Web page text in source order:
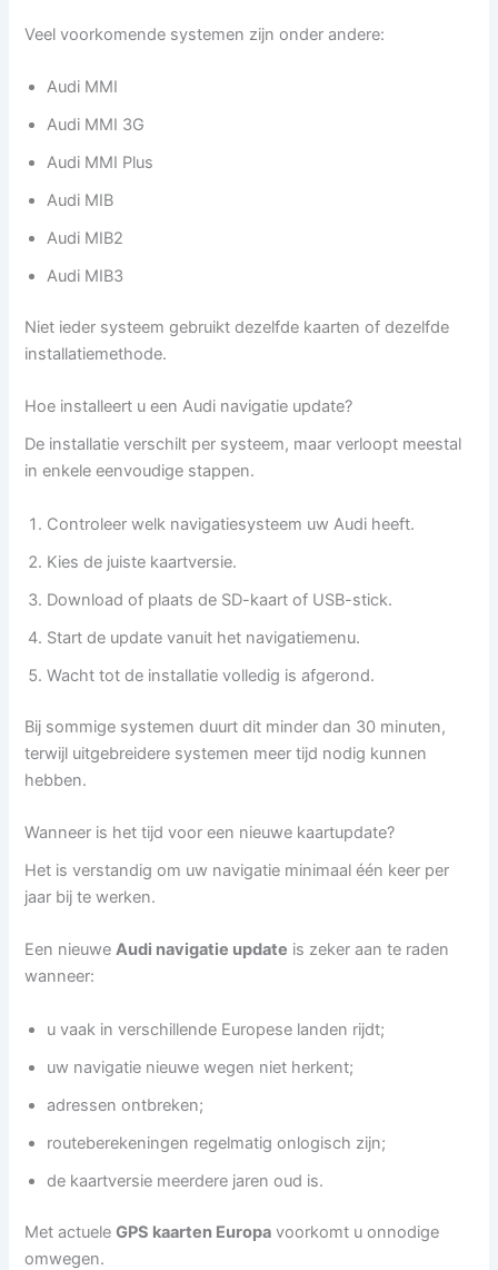
Veel voorkomende systemen zijn onder andere:
Audi MMI
Audi MMI 3G
Audi MMI Plus
Audi MIB
Audi MIB2
Audi MIB3
Niet ieder systeem gebruikt dezelfde kaarten of dezelfde
installatiemethode.
Hoe installeert u een Audi navigatie update?
De installatie verschilt per systeem, maar verloopt meestal
in enkele eenvoudige stappen.
Controleer welk navigatiesysteem uw Audi heeft.
Kies de juiste kaartversie.
Download of plaats de SD-kaart of USB-stick.
Start de update vanuit het navigatiemenu.
Wacht tot de installatie volledig is afgerond.
Bij sommige systemen duurt dit minder dan 30 minuten,
terwijl uitgebreidere systemen meer tijd nodig kunnen
hebben.
Wanneer is het tijd voor een nieuwe kaartupdate?
Het is verstandig om uw navigatie minimaal één keer per
jaar bij te werken.
Een nieuweAudi navigatie update is zeker aan te raden
wanneer:
u vaak in verschillende Europese landen rijdt;
uw navigatie nieuwe wegen niet herkent;
adressen ontbreken;
routeberekeningen regelmatig onlogisch zijn;
de kaartversie meerdere jaren oud is.
Met actueleGPS kaarten Europa voorkomt u onnodige
omwegen.